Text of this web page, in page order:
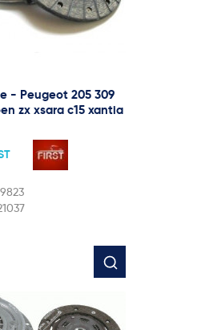
- Peugeot 205 309
zx xsara c15 xantia